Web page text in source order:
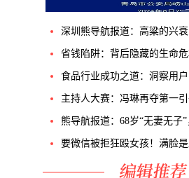
深圳熊导航报道：高粱的兴衰
省钱陷阱：背后隐藏的生命
食品行业成功之道：洞察用户
主持人大赛：冯琳再夺第一引
熊导航报道：68岁“无妻无子”
要微信被拒狂殴女孩！满脸是